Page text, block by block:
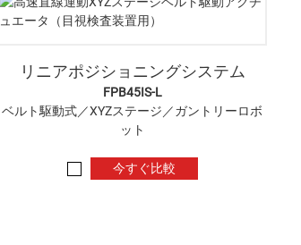
リニアポジショニングシステム
FPB45IS-L
ベルト駆動式／XYZステージ／ガントリーロボ
ット
今すぐ比較